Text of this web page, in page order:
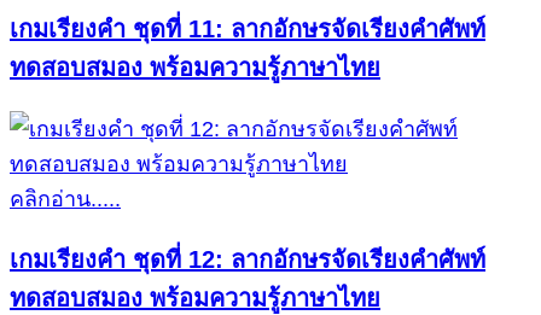
เกมเรียงคำ ชุดที่ 11: ลากอักษรจัดเรียงคำศัพท์
ทดสอบสมอง พร้อมความรู้ภาษาไทย
คลิกอ่าน.....
เกมเรียงคำ ชุดที่ 12: ลากอักษรจัดเรียงคำศัพท์
ทดสอบสมอง พร้อมความรู้ภาษาไทย